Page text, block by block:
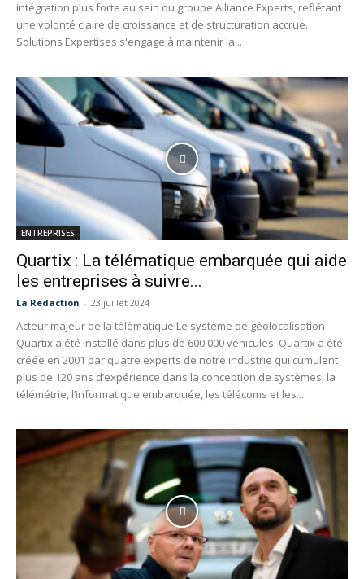
intégration plus forte au sein du groupe Alliance Experts, reflétant
une volonté claire de croissance et de structuration accrue.
Solutions Expertises s'engage à maintenir la...
ENTREPRISES
Quartix : La télématique embarquée qui aide
les entreprises à suivre...
La Redaction - 23 juillet 2024
Acteur majeur de la télématique Le système de géolocalisation
Quartix a été installé dans plus de 600 000 véhicules. Quartix a été
créée en 2001 par quatre experts de notre industrie qui cumulent
plus de 120 ans d’expérience dans la conception de systèmes, la
télémétrie, l’informatique embarquée, les télécoms et les...